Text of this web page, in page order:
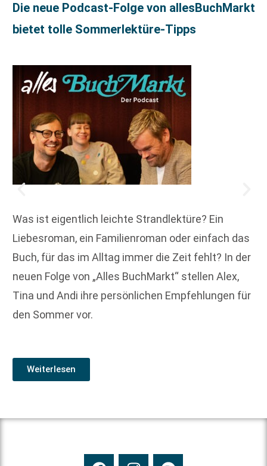
Die neue Podcast-Folge von allesBuchMarkt
bietet tolle Sommerlektüre-Tipps
Was ist eigentlich leichte Strandlektüre? Ein
Liebesroman, ein Familienroman oder einfach das
Buch, für das im Alltag immer die Zeit fehlt? In der
neuen Folge von „Alles BuchMarkt“ stellen Alex,
Tina und Andi ihre persönlichen Empfehlungen für
den Sommer vor.
Weiterlesen